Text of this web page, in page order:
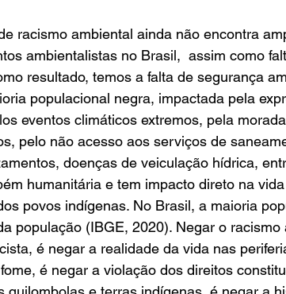
racismo ambiental ainda não encontra
ambientalistas no Brasil,  assim como
resultado, temos a falta de segurança
populacional negra, impactada pela
eventos climáticos extremos, pela
pelo não acesso aos serviços de
doenças de veiculação hídrica,
humanitária e tem impacto direto na
povos indígenas. No Brasil, a maioria
população (IBGE, 2020). Negar o
é negar a realidade da vida nas
é negar a violação dos direitos